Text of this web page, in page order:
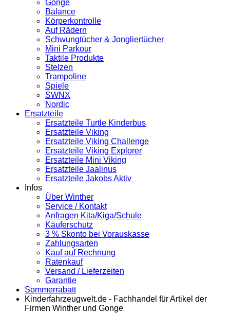
Gonge
Balance
Körperkontrolle
Auf Rädern
Schwungtücher & Jongliertücher
Mini Parkour
Taktile Produkte
Stelzen
Trampoline
Spiele
SWNX
Nordic
Ersatzteile
Ersatzteile Turtle Kinderbus
Ersatzteile Viking
Ersatzteile Viking Challenge
Ersatzteile Viking Explorer
Ersatzteile Mini Viking
Ersatzteile Jaalinus
Ersatzteile Jakobs Aktiv
Infos
Über Winther
Service / Kontakt
Anfragen Kita/Kiga/Schule
Käuferschutz
3 % Skonto bei Vorauskasse
Zahlungsarten
Kauf auf Rechnung
Ratenkauf
Versand / Lieferzeiten
Garantie
Sommerrabatt
Kinderfahrzeugwelt.de - Fachhandel für Artikel der
Firmen Winther und Gonge